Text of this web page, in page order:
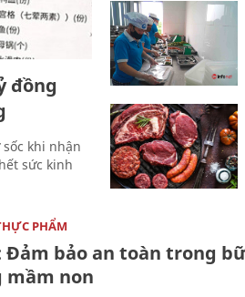
đồng
khi nhận
sức kinh
PHẨM
Đảm bảo an toàn trong
non